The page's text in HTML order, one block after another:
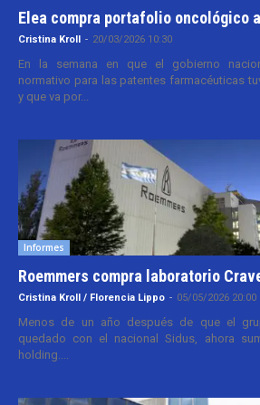
Elea compra portafolio oncológico
Cristina Kroll - 20/03/2026 10:30
En la semana en que el gobierno
normativo para las patentes farmacéuticas
y que va por...
Informes
Roemmers compra laboratorio
Cristina Kroll / Florencia Lippo - 05/05/2026 20:00
Menos de un año después de que el
quedado con el nacional Sidus, ahora
holding....